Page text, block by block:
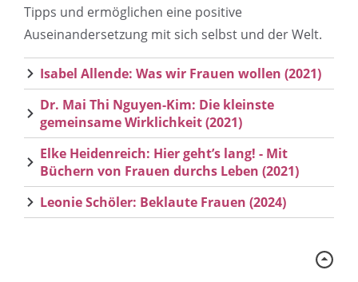
Tipps und ermöglichen eine positive
Auseinandersetzung mit sich selbst und der Welt.
Isabel Allende: Was wir Frauen wollen (2021)
Dr. Mai Thi Nguyen-Kim: Die kleinste
gemeinsame Wirklichkeit (2021)
Elke Heidenreich: Hier geht’s lang! - Mit
Büchern von Frauen durchs Leben (2021)
Leonie Schöler: Beklaute Frauen (2024)